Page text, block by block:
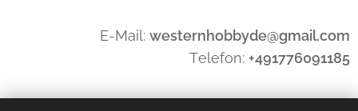
E-Mail: westernhobbyde@gmail.com
Telefon: +491776091185